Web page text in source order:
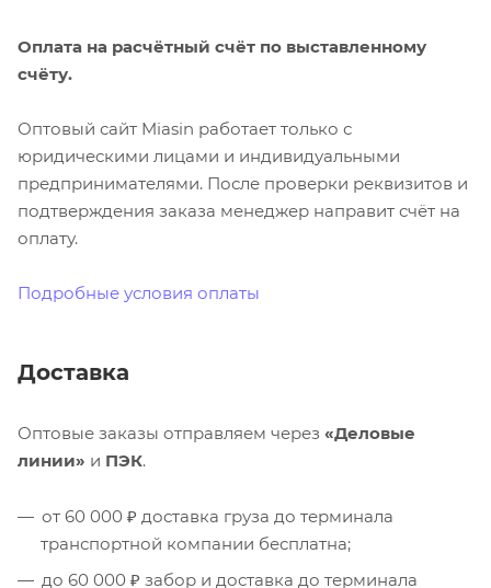
Оплата на расчётный счёт по выставленному
счёту.
Оптовый сайт Miasin работает только с
юридическими лицами и индивидуальными
предпринимателями. После проверки реквизитов и
подтверждения заказа менеджер направит счёт на
оплату.
Подробные условия оплаты
Доставка
Оптовые заказы отправляем через «Деловые
линии» и ПЭК.
от 60 000 ₽ доставка груза до терминала
транспортной компании бесплатна;
до 60 000 ₽ забор и доставка до терминала